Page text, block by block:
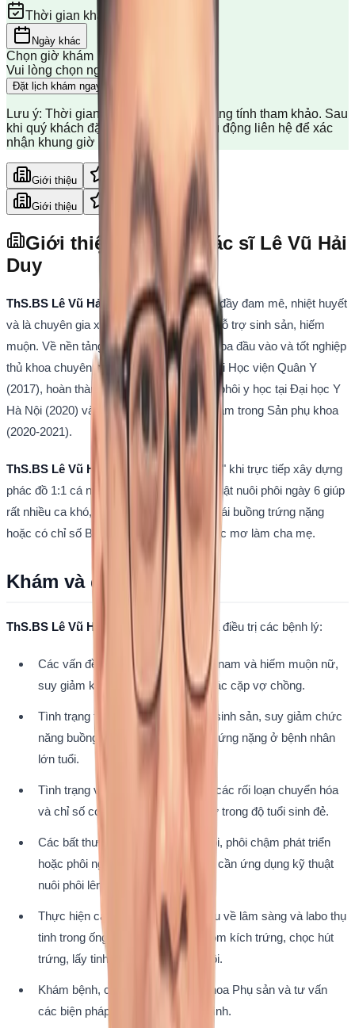
Thời gian khám
Ngày khác
Chọn giờ khám
Vui lòng chọn ngày khám trước
Đặt lịch khám ngay
Lưu ý: Thời gian khám hiển thị chỉ mang tính tham khảo. Sau
khi quý khách đặt lịch, tổng đài sẽ chủ động liên hệ để xác
nhận khung giờ khám chính xác.
Giới thiệu
Giới thiệu
Giới thiệu Thạc sĩ, Bác sĩ Lê Vũ Hải
Duy
ThS.BS Lê Vũ Hải Duy
là một bác sĩ trẻ đầy đam mê, nhiệt huyết
và là chuyên gia xuất sắc trong lĩnh vực hỗ trợ sinh sản, hiếm
muộn. Về nền tảng học vấn, ông là thủ khoa đầu vào và tốt nghiệp
thủ khoa chuyên ngành Bác sĩ Đa khoa tại Học viện Quân Y
(2017), hoàn thành chương trình Thạc sĩ phôi y học tại Đại học Y
Hà Nội (2020) và sở hữu chứng chỉ siêu âm trong Sản phụ khoa
(2020-2021).
ThS.BS Lê Vũ Hải Duy
nổi tiếng "mát tay" khi trực tiếp xây dựng
phác đồ 1:1 cá nhân hóa, ứng dụng kỹ thuật nuôi phôi ngày 6 giúp
rất nhiều ca khó, bệnh nhân lớn tuổi bị thoái buồng trứng nặng
hoặc có chỉ số BMI cao hiện thực hóa giấc mơ làm cha mẹ.
Khám và điều trị
ThS.BS Lê Vũ Hải Duy chuyên khám và điều trị các bệnh lý:
Các vấn đề về vô sinh hiếm muộn nam và hiếm muộn nữ,
suy giảm khả năng sinh sản của các cặp vợ chồng.
Tình trạng tổn thương cấu trúc hệ sinh sản, suy giảm chức
năng buồng trứng và thoái buồng trứng nặng ở bệnh nhân
lớn tuổi.
Tình trạng vô sinh, khó thụ thai do các rối loạn chuyển hóa
và chỉ số cơ thể BMI cao ở phụ nữ trong độ tuổi sinh đẻ.
Các bất thường về chất lượng phôi, phôi chậm phát triển
hoặc phôi ngày 5 không đạt chuẩn cần ứng dụng kỹ thuật
nuôi phôi lên ngày 6.
Thực hiện các kỹ thuật chuyên sâu về lâm sàng và labo thụ
tinh trong ống nghiệm (IVF) bao gồm kích trứng, chọc hút
trứng, lấy tinh trùng và chuyển phôi.
Khám bệnh, chữa bệnh chuyên khoa Phụ sản và tư vấn
các biện pháp Kế hoạch hóa gia đình.